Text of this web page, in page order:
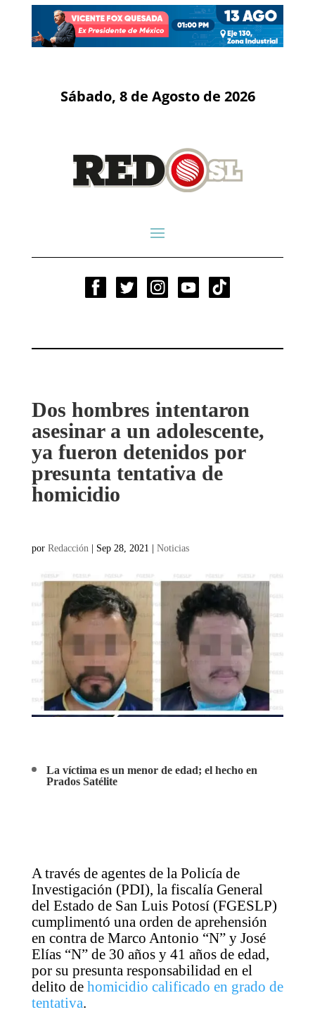
Sábado, 8 de Agosto de 2026
Dos hombres intentaron
asesinar a un adolescente,
ya fueron detenidos por
presunta tentativa de
homicidio
por Redacción | Sep 28, 2021 | Noticias
La víctima es un menor de edad; el hecho en
Prados Satélite
A través de agentes de la Policía de
Investigación (PDI), la fiscalía General
del Estado de San Luis Potosí (FGESLP)
cumplimentó una orden de aprehensión
en contra de Marco Antonio “N” y José
Elías “N” de 30 años y 41 años de edad,
por su presunta responsabilidad en el
delito de homicidio calificado en grado de
tentativa.